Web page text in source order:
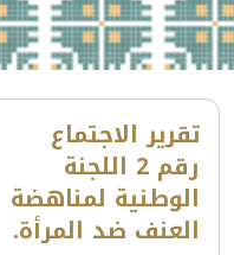
تقرير الاجتماع
رقم 2 اللجنة
الوطنية لمناهضة
العنف ضد المرأة.